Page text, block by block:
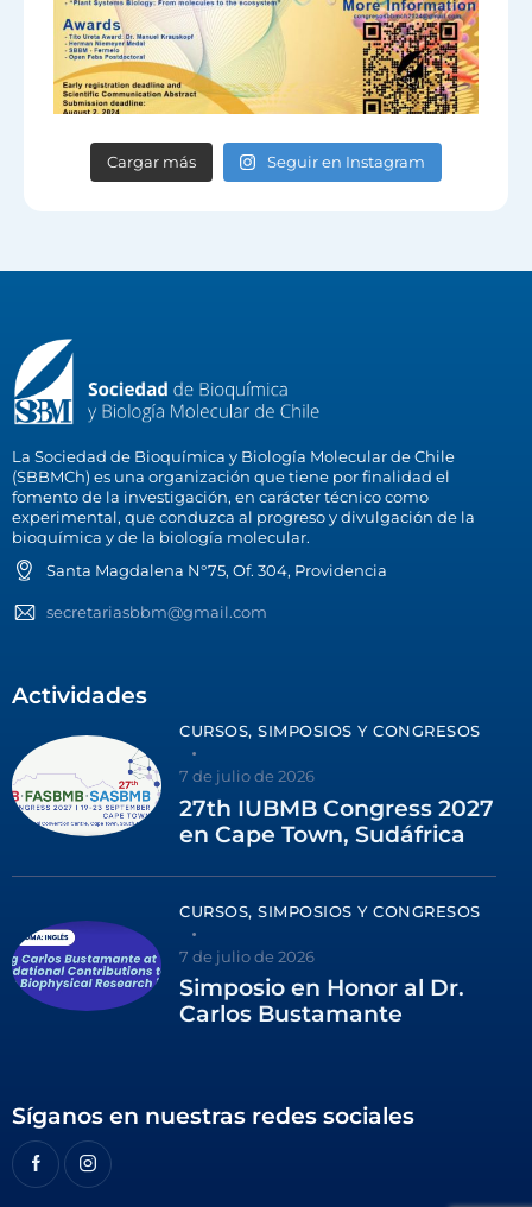
Cargar más Seguir en Instagram
La Sociedad de Bioquímica y Biología Molecular de Chile
(SBBMCh) es una organización que tiene por finalidad el
fomento de la investigación, en carácter técnico como
experimental, que conduzca al progreso y divulgación de la
bioquímica y de la biología molecular.
Santa Magdalena N°75, Of. 304, Providencia
secretariasbbm@gmail.com
Actividades
CURSOS, SIMPOSIOS Y CONGRESOS
7 de julio de 2026
27th IUBMB Congress 2027
en Cape Town, Sudáfrica
CURSOS, SIMPOSIOS Y CONGRESOS
7 de julio de 2026
Simposio en Honor al Dr.
Carlos Bustamante
Síganos en nuestras redes sociales